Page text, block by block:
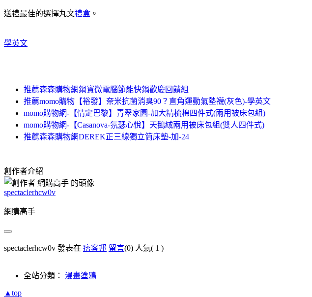
送禮最佳的選擇丸文禮盒 。
學英文
推薦森森購物網鍋寶微電腦節能快鍋歡慶回饋組
推薦momo購物【裕發】奈米抗菌消臭90？直角運動氣墊襪(灰色)-學英文
momo購物網-【情定巴黎】青翠家園-加大精梳棉四件式(兩用被床包組)
momo購物網-【Casanova-氛瑟心悅】天鵝絨兩用被床包組(雙人四件式)
推薦森森購物網DEREK正三線獨立筒床墊-加-24
創作者介紹
spectaclerhcw0v
網購高手
spectaclerhcw0v 發表在 痞客邦 留言(0) 人氣( 1 )
全站分類： 漫畫塗鴉
▲top